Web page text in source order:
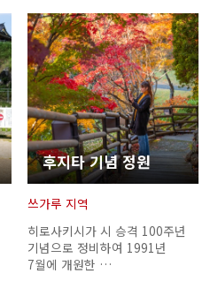
후지타 기념 정원
쓰가루 지역
히로사키시가 시 승격 100주년
기념으로 정비하여 1991년
7월에 개원한 …